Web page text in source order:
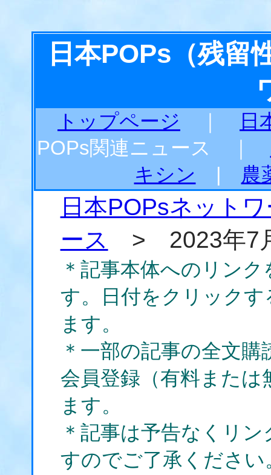
日本POPs（残留
トップページ
日
POPs関連ニュース ｜
キシン
農
日本POPsネット
ース
> 2023年7
＊記事本体へのリン
す。日付をクリック
ます。
＊一部の記事の全文
会員登録（有料また
ます。
＊記事は予告なくリ
すのでご了承ください